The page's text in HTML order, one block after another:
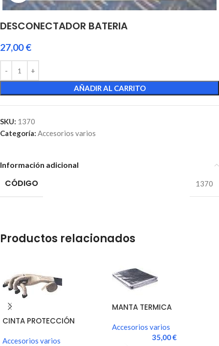
DESCONECTADOR BATERIA
27,00€
AÑADIR AL CARRITO
SKU: 1370
Categoría: Accesorios varios
Información adicional
CÓDIGO 1370
Productos relacionados
CINTA PROTECCIÓN
Accesorios varios
MANTA TERMICA
Accesorios varios
35,00€